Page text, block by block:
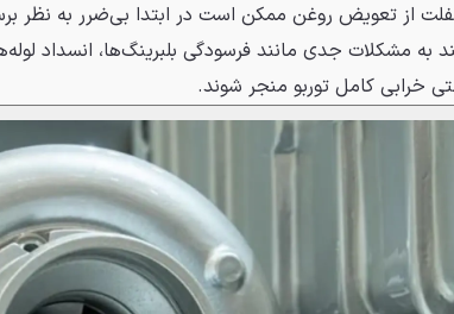
از تعویض روغن ممکن است در ابتدا بی‌ضرر به نظر
به مشکلات جدی مانند فرسودگی بلبرینگ‌ها، انسداد
خرابی کامل توربو منجر شوند.